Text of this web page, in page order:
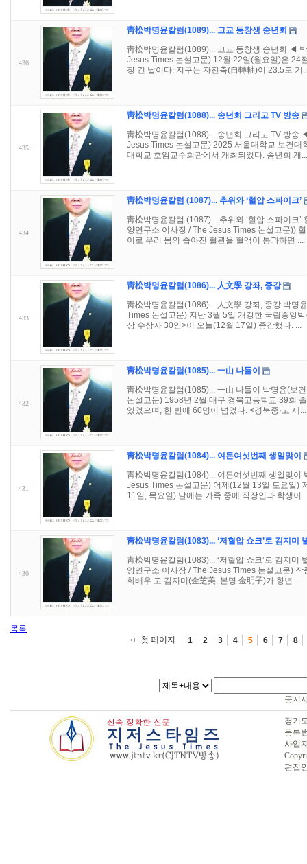
436
靑松박명윤칼럼(1089)... 고교 동창생 송년회
靑松박명윤칼럼(1089)... 고교 동창생 송년회 ◀
Jesus Times 논설고문) 12월 22일(월요일)은 24
장 긴 날이다. 지구는 자전축(自轉軸)이 23.5도 기
435
靑松박명윤칼럼(1088)... 송년회 그리고 TV 방송
靑松박명윤칼럼(1088)... 송년회 그리고 TV 방송
Jesus Times 논설고문) 2025 서울대학교 보건
대학교 호암교수회관에서 개최되었다. 송년회 개...
434
靑松박명윤칼럼 (1087)... 추위와 ‘혈압 스파이크’
靑松박명윤칼럼 (1087)... 추위와 ‘혈압 스파이크
양연구소 이사장 / The Jesus Times 논설고문))
이로 우리 몸의 좁아진 혈관을 혈액이 통과하면 ...
433
靑松박명윤칼럼(1086)... 人文學 강좌, 종강
靑松박명윤칼럼(1086)... 人文學 강좌, 종강 박명
Times 논설고문) 지난 3월 5일 개강한 국립중앙
상 수상자 30인>이 오늘(12월 17일) 종강했다. ...
432
靑松박명윤칼럼(1085)... 一山 나들이
靑松박명윤칼럼(1085)... 一山 나들이 박명윤(보
논설고문) 1958년 2월 대구 경북고등학교 39회
있었으며, 한 반에 60명이 넘었다. <경북중·고 제...
431
靑松박명윤칼럼(1084)... 여든여섯번째 생일맞이
靑松박명윤칼럼(1084)... 여든여섯번째 생일맞이
Jesus Times 논설고문) 어제(12월 13일 토요일)
11일, 목요일) 날에는 가족 중에 직장인과 학생이
430
靑松박명윤칼럼(1083)... ‘저혈압 쇼크’로 김지미
靑松박명윤칼럼(1083)... ‘저혈압 쇼크’로 김지
양연구소 이사장 / The Jesus Times 논설고문)
화배우 고 김지미(金芝美, 본명 金明子)가 향년 ...
목록
첫 페이지
1 2 3 4 5 6 7 8
공지
경기
등록
사업
편집